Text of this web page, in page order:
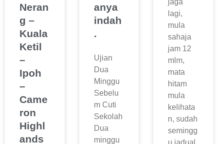
Neran
g –
Kuala
Ketil
–
Ipoh
–
Came
ron
Highl
ands
anya
indah
.
Ujian
Dua
Minggu
Sebelu
m Cuti
Sekolah
Dua
minggu
jaga
lagi,
mula
sahaja
jam 12
mlm,
mata
hitam
mula
kelihata
n, sudah
semingg
u jadual